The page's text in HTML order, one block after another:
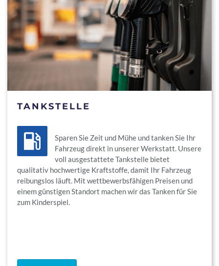
TANKSTELLE
Sparen Sie Zeit und Mühe und tanken Sie Ihr
Fahrzeug direkt in unserer Werkstatt. Unsere
voll ausgestattete Tankstelle bietet
qualitativ hochwertige Kraftstoffe, damit Ihr Fahrzeug
reibungslos läuft. Mit wettbewerbsfähigen Preisen und
einem günstigen Standort machen wir das Tanken für Sie
zum Kinderspiel.